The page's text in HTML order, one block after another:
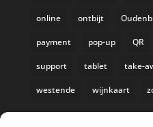
online ontbijt
payment pop-up QR
support tablet take-
westende wijnkaart